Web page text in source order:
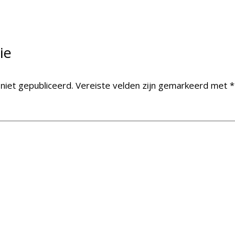
gepubliceerd. Vereiste velden zijn gemarkeerd met*